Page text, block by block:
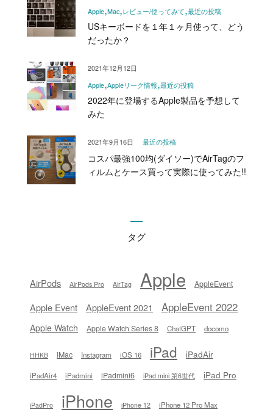
Apple Mac レビュー/使ってみて 最近の投稿
USキーボードを１年１ヶ月使って、どう
だったか？
Apple Appleリーク情報 最近の投稿
2022年に登場するApple製品を予想して
みた
2021年12月12日
最近の投稿
コスパ最強100均(ダイソー)でAirTagのフ
ィルムとケース買って実際に使ってみた!!
2021年9月16日
タグ
AirPods AirPods Pro AirTag Apple AppleEvent
Apple Event AppleEvent 2021 AppleEvent 2022
Apple Watch Apple Watch Series 8 ChatGPT docomo
HHKB iMac Instagram iOS 16 iPad iPadAir
iPadAir4 iPadmini iPadmini6 iPad mini 第6世代 iPad Pro
iPadPro iPhone iPhone 12 iPhone 12 Pro Max